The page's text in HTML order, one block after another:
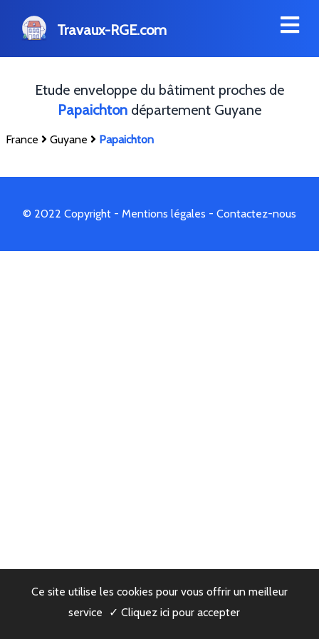
Travaux-RGE.com
Etude enveloppe du bâtiment proches de
Papaichton département Guyane
France Guyane Papaichton
© 2022 Copyright - Mentions légales - Contactez-nous
Ce site utilise les cookies pour vous offrir un meilleur
service
✓ Cliquez ici pour accepter